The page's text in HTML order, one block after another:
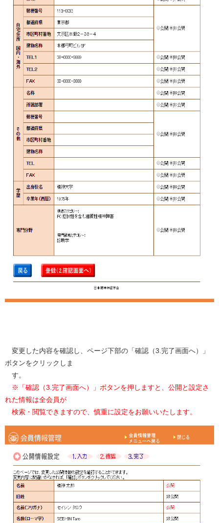
変更した内容を確認し、ページ下部の「確認（3.完了画面へ）」
ボタンをクリックしま
す。
※「確認（3.完了画面へ）」ボタンを押しますと、公開と設定さ
れた情報は全会員が
検索・閲覧できますので、慎重に設定をお願いいたします。